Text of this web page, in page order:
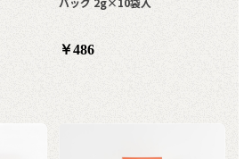
￥486